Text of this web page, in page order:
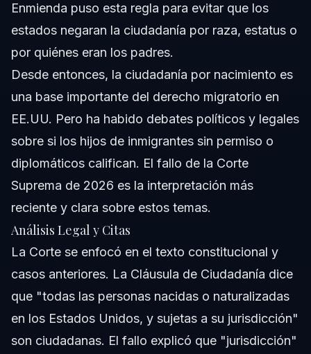
Enmienda puso esta regla para evitar que los
estados negaran la ciudadanía por raza, estatus o
por quiénes eran los padres.
Desde entonces, la ciudadanía por nacimiento es
una base importante del derecho migratorio en
EE.UU. Pero ha habido debates políticos y legales
sobre si los hijos de inmigrantes sin permiso o
diplomáticos califican. El fallo de la Corte
Suprema de 2026 es la interpretación más
reciente y clara sobre estos temas.
Análisis Legal y Citas
La Corte se enfocó en el texto constitucional y
casos anteriores. La Cláusula de Ciudadanía dice
que "todas las personas nacidas o naturalizadas
en los Estados Unidos, y sujetas a su jurisdicción"
son ciudadanas. El fallo explicó que "jurisdicción"